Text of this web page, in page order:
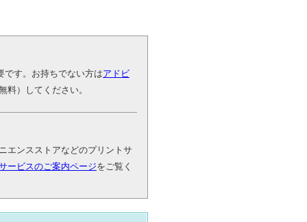
です。お持ちでない方はアドビ
料）してください。
エンスストアなどのプリントサ
ービスのご案内ページをご覧く